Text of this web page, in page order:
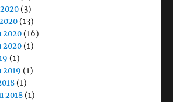
(3)
(13)
2020 (16)
2020 (1)
(1)
2019 (1)
(1)
2018 (1)